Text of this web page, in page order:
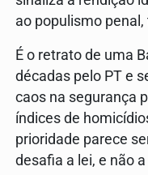
ao populismo
É o retrato de uma
décadas pelo PT e
caos na segurança
índices de
prioridade parece
desafia a lei, e não